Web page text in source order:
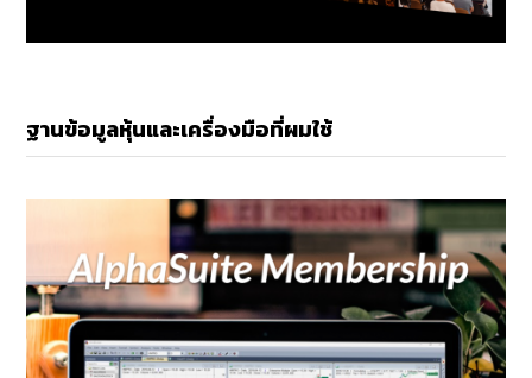
ฐานข้อมูลหุ้นและเครื่องมือที่ผมใช้